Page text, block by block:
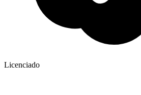
Licenciado